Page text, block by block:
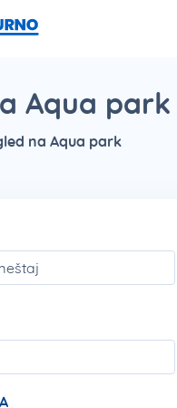
Aqua park
na Aqua park